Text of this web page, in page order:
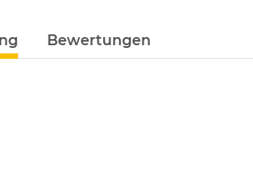
Bewertungen